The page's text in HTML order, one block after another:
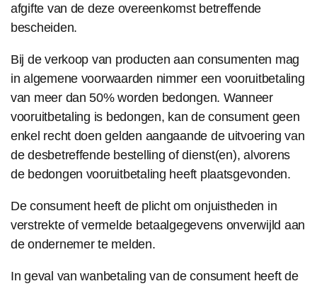
afgifte van de deze overeenkomst betreffende
bescheiden.
Bij de verkoop van producten aan consumenten mag
in algemene voorwaarden nimmer een vooruitbetaling
van meer dan 50% worden bedongen. Wanneer
vooruitbetaling is bedongen, kan de consument geen
enkel recht doen gelden aangaande de uitvoering van
de desbetreffende bestelling of dienst(en), alvorens
de bedongen vooruitbetaling heeft plaatsgevonden.
De consument heeft de plicht om onjuistheden in
verstrekte of vermelde betaalgegevens onverwijld aan
de ondernemer te melden.
In geval van wanbetaling van de consument heeft de